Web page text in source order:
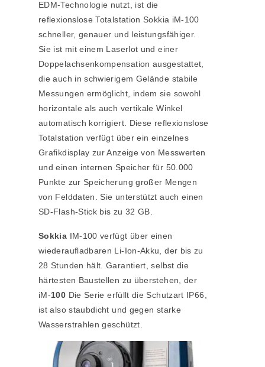
EDM-Technologie nutzt, ist die
reflexionslose Totalstation Sokkia iM-100
schneller, genauer und leistungsfähiger.
Sie ist mit einem Laserlot und einer
Doppelachsenkompensation ausgestattet,
die auch in schwierigem Gelände stabile
Messungen ermöglicht, indem sie sowohl
horizontale als auch vertikale Winkel
automatisch korrigiert. Diese reflexionslose
Totalstation verfügt über ein einzelnes
Grafikdisplay zur Anzeige von Messwerten
und einen internen Speicher für 50.000
Punkte zur Speicherung großer Mengen
von Felddaten. Sie unterstützt auch einen
SD-Flash-Stick bis zu 32 GB.
Sokkia IM-100 verfügt über einen
wiederaufladbaren Li-Ion-Akku, der bis zu
28 Stunden hält. Garantiert, selbst die
härtesten Baustellen zu überstehen, der
iM-100 Die Serie erfüllt die Schutzart IP66,
ist also staubdicht und gegen starke
Wasserstrahlen geschützt.